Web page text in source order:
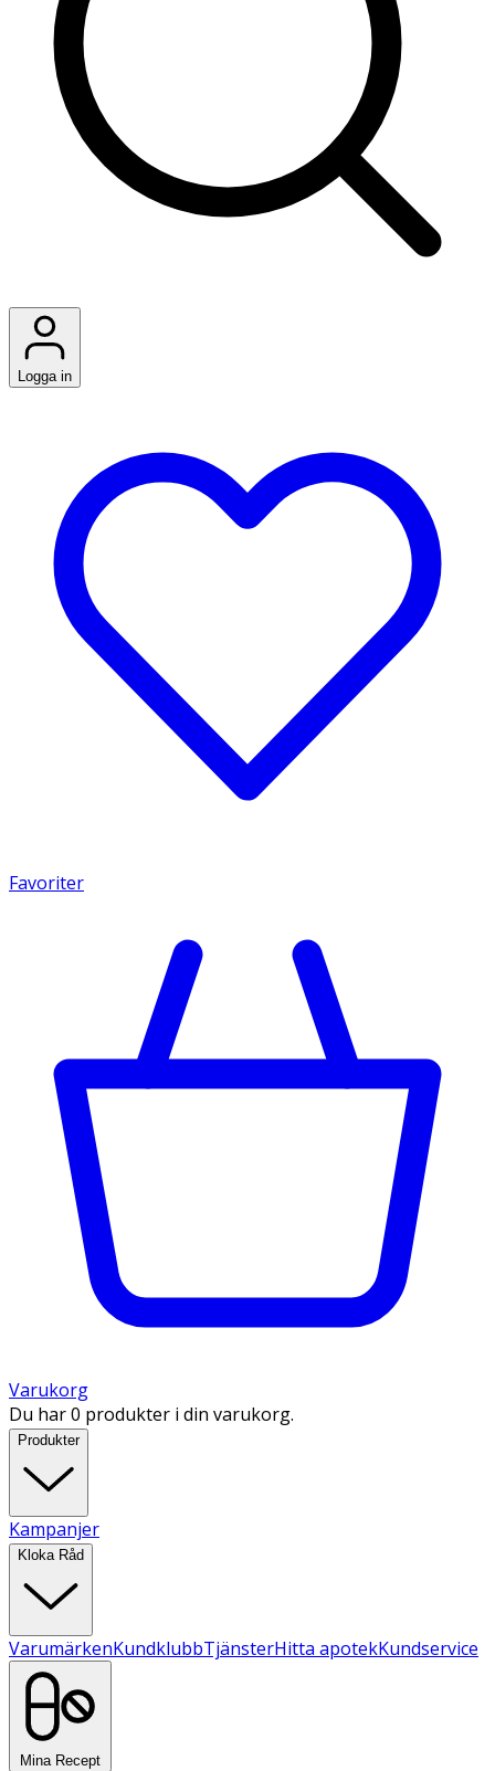
Logga in
Favoriter
Varukorg
Du har 0 produkter i din varukorg.
Produkter
Kampanjer
Kloka Råd
VarumärkenKundklubbTjänsterHitta apotekKundservice
Mina Recept